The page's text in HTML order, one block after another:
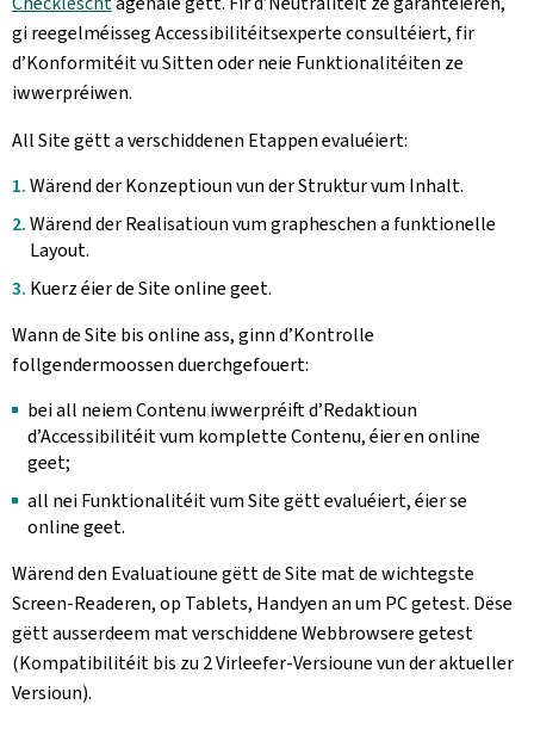
gi reegelméisseg Accessibilitéitsexperte consultéiert, fir
d’Konformitéit vu Sitten oder neie Funktionalitéiten ze
iwwerpréiwen.
All Site gëtt a verschiddenen Etappen evaluéiert:
Wärend der Konzeptioun vun der Struktur vum Inhalt.
Wärend der Realisatioun vum grapheschen a funktionelle
Layout.
Kuerz éier de Site online geet.
Wann de Site bis online ass, ginn d’Kontrolle
follgendermoossen duerchgefouert:
bei all neiem Contenu iwwerpréift d’Redaktioun
d’Accessibilitéit vum komplette Contenu, éier en online
geet;
all nei Funktionalitéit vum Site gëtt evaluéiert, éier se
online geet.
Wärend den Evaluatioune gëtt de Site mat de wichtegste
Screen-Readeren, op Tablets, Handyen an um PC getest. Dëse
gëtt ausserdeem mat verschiddene Webbrowsere getest
(Kompatibilitéit bis zu 2 Virleefer-Versioune vun der aktueller
Versioun).